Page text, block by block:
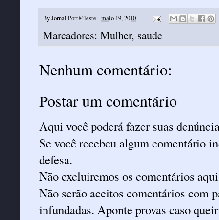
ByJornal Port@leste -maio 19, 2010
Marcadores: Mulher, saude
Nenhum comentário:
Postar um comentário
Aqui você poderá fazer suas
Se você recebeu algum comentário
defesa.
Não excluiremos os comentários
Não serão aceitos comentários com
infundadas. Aponte provas caso